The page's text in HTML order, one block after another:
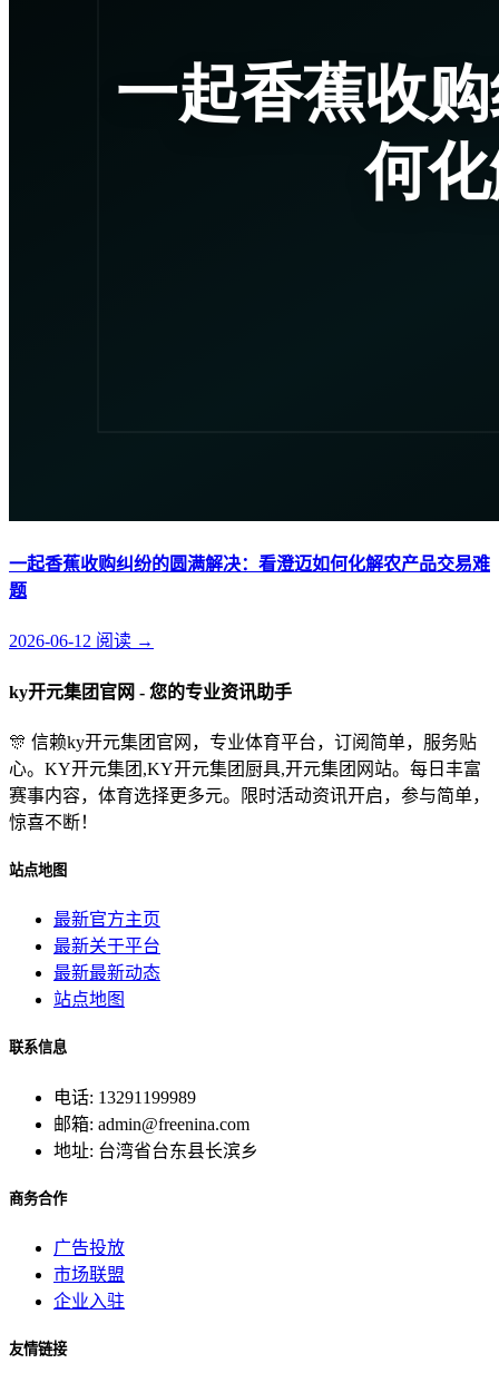
一起香蕉收购纠纷的圆满解决：看澄迈如何化解农产品交易难
题
2026-06-12 阅读 →
ky开元集团官网 - 您的专业资讯助手
🎊 信赖ky开元集团官网，专业体育平台，订阅简单，服务贴
心。KY开元集团,KY开元集团厨具,开元集团网站。每日丰富
赛事内容，体育选择更多元。限时活动资讯开启，参与简单，
惊喜不断！
站点地图
最新官方主页
最新关于平台
最新最新动态
站点地图
联系信息
电话: 13291199989
邮箱: admin@freenina.com
地址: 台湾省台东县长滨乡
商务合作
广告投放
市场联盟
企业入驻
友情链接